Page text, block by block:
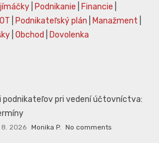
Podnikanie Financie
Podnikateľský plán Manažment
Obchod Dovolenka
podnikateľov pri vedení účtovníctva:
8. 2026 Monika P. No comments